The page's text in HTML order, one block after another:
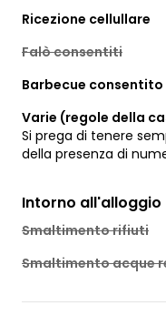
Ricezione cellullare
Falò consentiti
Barbecue consentito
Varie (regole della
Si prega di tenere
della presenza di
Intorno all'alloggio
Smaltimento rifiuti
Smaltimento acque